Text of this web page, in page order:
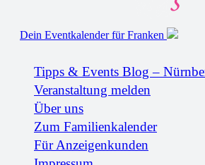
Dein Eventkalender für Franken
Tipps & Events Blog –
Veranstaltung melden
Über uns
Zum Familienkalender
Für Anzeigenkunden